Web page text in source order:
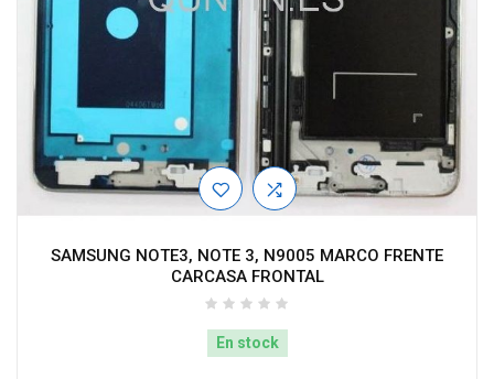
SAMSUNG NOTE3, NOTE 3, N9005 MARCO FRENTE
CARCASA FRONTAL
En stock